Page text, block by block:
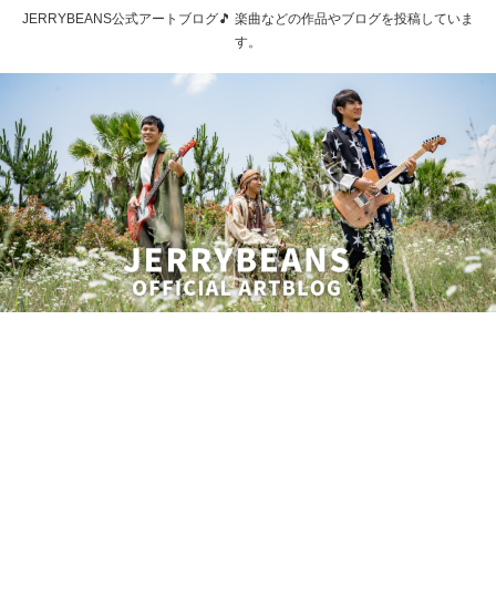
JERRYBEANS公式アートブログ🎵 楽曲などの作品やブログを投稿していま
す。